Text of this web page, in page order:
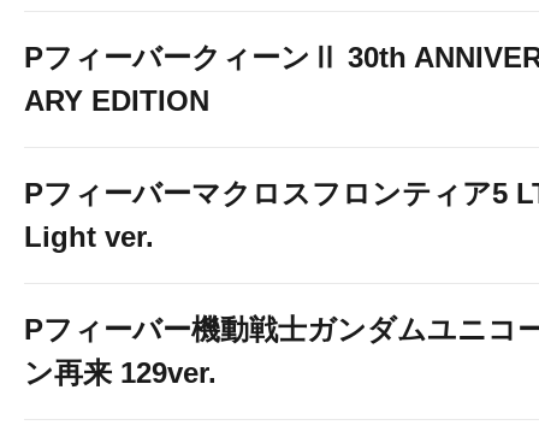
PフィーバークィーンⅡ 30th
ARY EDITION
Pフィーバーマクロスフロンティア5
Light ver.
Pフィーバー機動戦士ガンダムユニコ
ン再来 129ver.